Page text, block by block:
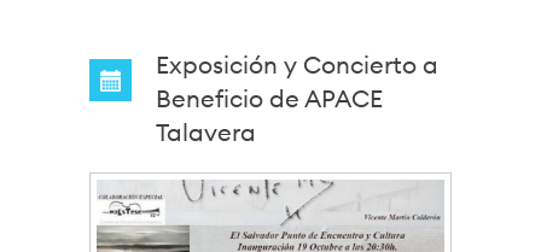
Exposición y Concierto a
Beneficio de APACE
Talavera